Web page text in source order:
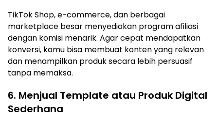
TikTok Shop, e-commerce, dan berbagai
marketplace besar menyediakan program afiliasi
dengan komisi menarik. Agar cepat mendapatkan
konversi, kamu bisa membuat konten yang relevan
dan menampilkan produk secara lebih persuasif
tanpa memaksa.
6. Menjual Template atau Produk Digital
Sederhana